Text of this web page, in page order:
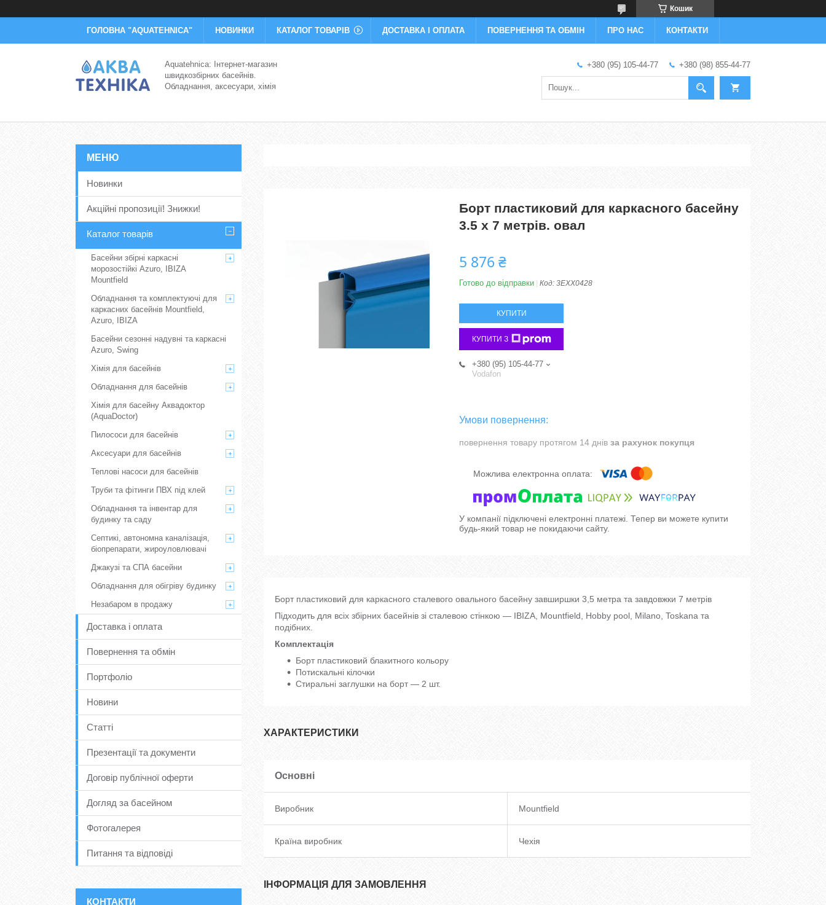
Кошик
ГОЛОВНА "AQUATEHNICA" НОВИНКИ КАТАЛОГ ТОВАРІВ ДОСТАВКА І ОПЛАТА ПОВЕРНЕННЯ ТА ОБМІН ПРО НАС КОНТАКТИ
Aquatehnica: Інтернет-магазин
швидкозбірних басейнів.
Обладнання, аксесуари, хімія
+380 (95) 105-44-77 +380 (98) 855-44-77
Борт пластиковий для каркасного басейну
3.5 х 7 метрів. овал
5 876 ₴
Готово до відправки Код: 3EXX0428
КУПИТИ
КУПИТИ З
+380 (95) 105-44-77
Vodafon
повернення товару протягом 14 днів за рахунок покупця
У компанії підключені електронні платежі. Тепер ви можете купити
будь-який товар не покидаючи сайту.
Борт пластиковий для каркасного сталевого овального басейну завширшки 3,5 метра та завдовжки 7 метрів
Підходить для всіх збірних басейнів зі сталевою стінкою — IBIZA, Mountfield, Hobby pool, Milano, Toskana та
подібних.
Комплектація
Борт пластиковий блакитного кольору
Потискальні кілочки
Стиральні заглушки на борт — 2 шт.
ХАРАКТЕРИСТИКИ
Основні
Виробник Mountfield
Країна виробник Чехія
ІНФОРМАЦІЯ ДЛЯ ЗАМОВЛЕННЯ
Новинки
Акційні пропозиції! Знижки!
Каталог товарів
Басейни збірні каркасні
морозостійкі Azuro, IBIZA
Mountfield
Обладнання та комплектуючі для
каркасних басейнів Mountfield,
Azuro, IBIZA
Басейни сезонні надувні та каркасні
Azuro, Swing
Хімія для басейнів
Обладнання для басейнів
Хімія для басейну Аквадоктор
(AquaDoctor)
Пилососи для басейнів
Аксесуари для басейнів
Теплові насоси для басейнів
Труби та фітинги ПВХ під клей
Обладнання та інвентар для
будинку та саду
Септикі, автономна каналізація,
біопрепарати, жироуловлювачі
Джакузі та СПА басейни
Обладнання для обігріву будинку
Незабаром в продажу
Доставка і оплата
Повернення та обмін
Портфоліо
Новини
Статті
Презентації та документи
Договір публічної оферти
Догляд за басейном
Фотогалерея
Питання та відповіді
КОНТАКТИ